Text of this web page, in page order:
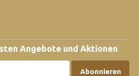
Angebote und Aktionen
Abonnieren